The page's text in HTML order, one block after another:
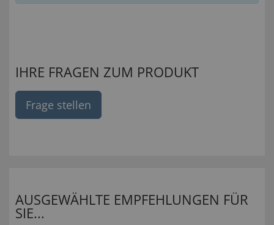
IHRE FRAGEN ZUM PRODUKT
Frage stellen
AUSGEWÄHLTE EMPFEHLUNGEN FÜR
SIE...